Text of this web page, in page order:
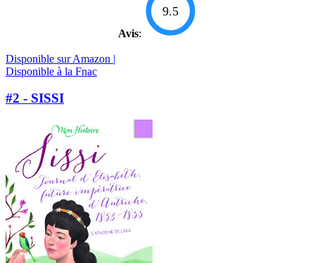
Avis:
9.5
Disponible sur Amazon |
Disponible à la Fnac
#2 - SISSI